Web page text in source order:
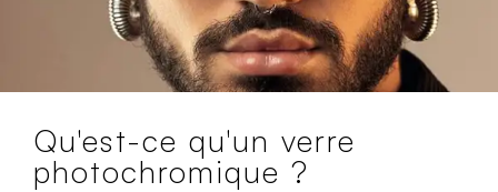
Qu'est-ce qu'un verre
photochromique ?